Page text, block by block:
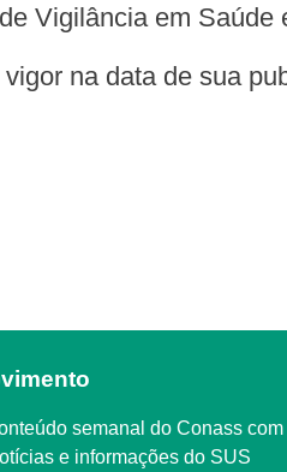
de Vigilância em
vigor na data de sua
e informações do SUS